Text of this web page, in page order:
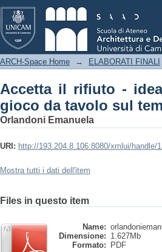
Accetta il rifiuto -
dei rifiuti - Emanuela
ARCH-Space Home → ELABORATI FINALI
Accetta il rifiuto -
gioco da tavolo sul
Orlandoni Emanuela
URI: http://193.204.8.106:8080/xmlui/handle/
Mostra tutti i dati dell'item
Files in questo item
Name:
Dimensione: 1.627Mb
Formato:
PDF